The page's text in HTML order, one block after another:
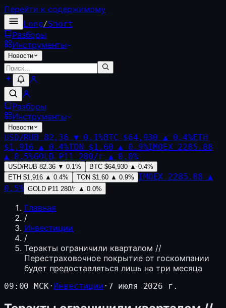
Перейти к содержимому
Long/Short
Разборы
Инструменты
Новости
Разборы
Инструменты
Новости
USD/RUB 82.36 ▼ 0.1%BTC $64,930 ▲ 0.4%ETH
$1,916 ▲ 0.4%TON $1.60 ▲ 0.9%IMOEX 2285.88
▲
0.5%GOLD ₽11 280/г ▲ 0.0%
USD/RUB 82.36 ▼ 0.1% BTC $64,930 ▲ 0.4%
ETH $1,916 ▲ 0.4% TON $1.60 ▲ 0.9% IMOEX 2285.88 ▲
0.5% GOLD ₽11 280/г ▲ 0.0%
Главная
/
Инвестиции
/
Теракты ограничили кварталом //
Перестраховочное покрытие от госкомпании
будет предоставляться лишь на три месяца
09:00 МСК· Инвестиции · 7 июля 2026 г.